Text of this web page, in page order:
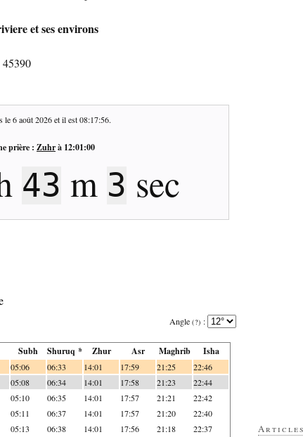
et ses environs
le6 août 2026et il est08:17:57.
prière : Zuhrà 12:01:00
43 m 2 sec
Angle (?) :
Subh Shuruq * Zhur Asr Maghrib Isha
05:06 06:33 14:01 17:59 21:25 22:46
05:08 06:34 14:01 17:58 21:23 22:44
05:10 06:35 14:01 17:57 21:21 22:42
05:11 06:37 14:01 17:57 21:20 22:40
05:13 06:38 14:01 17:56 21:18 22:37